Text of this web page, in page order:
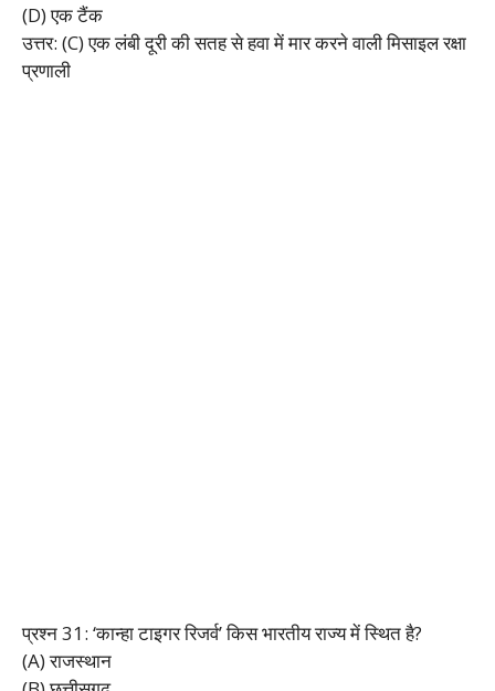
(D) एक टैंक
उत्तर: (C) एक लंबी दूरी की सतह से हवा में मार करने वाली मिसाइल रक्षा
प्रणाली
प्रश्न 31: ‘कान्हा टाइगर रिजर्व’ किस भारतीय राज्य में स्थित है?
(A) राजस्थान